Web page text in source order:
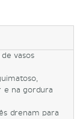
vasos
e na gordura
drenam para